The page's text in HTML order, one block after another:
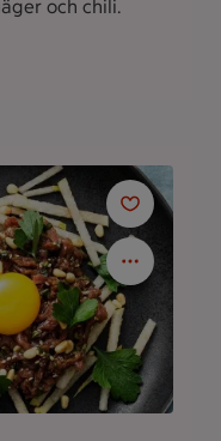
och chili.